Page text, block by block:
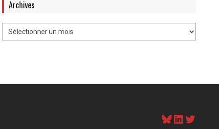
Archives
Bluesky